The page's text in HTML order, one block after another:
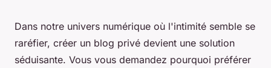
Dans notre univers numérique où l'intimité semble se
raréfier, créer un blog privé devient une solution
séduisante. Vous vous demandez pourquoi préférer